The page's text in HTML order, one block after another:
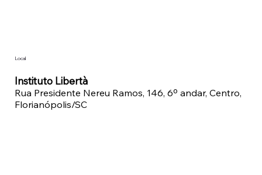
Local
Instituto Libertà
Rua Presidente Nereu Ramos, 146, 6º andar, Centro,
Florianópolis/SC